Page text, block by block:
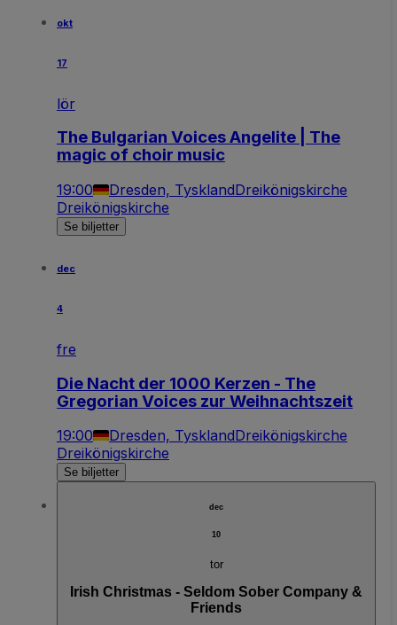
okt
17
lör
The Bulgarian Voices Angelite | The
magic of choir music
19:00 Dresden, TysklandDreikönigskirche
Dreikönigskirche
Se biljetter
dec
4
fre
Die Nacht der 1000 Kerzen - The
Gregorian Voices zur Weihnachtszeit
19:00 Dresden, TysklandDreikönigskirche
Dreikönigskirche
Se biljetter
dec
10
tor
Irish Christmas - Seldom Sober Company &
Friends